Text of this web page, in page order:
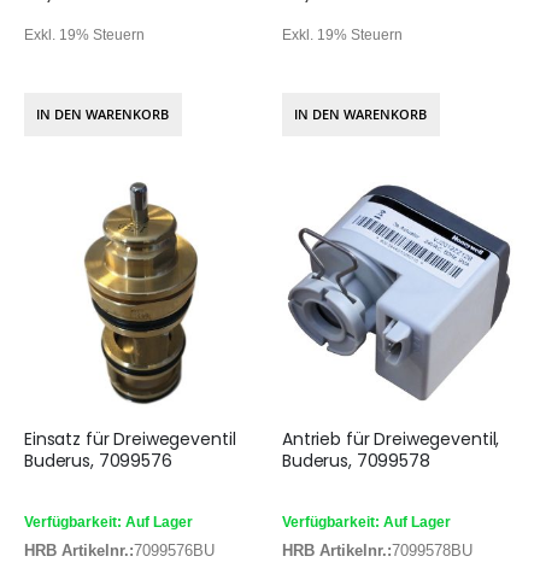
Exkl. 19% Steuern
IN DEN WARENKORB
Exkl. 19% Steuern
IN DEN WARENKORB
Einsatz für Dreiwegeventil
Buderus, 7099576
Verfügbarkeit: Auf Lager
HRB Artikelnr.:7099576BU
Antrieb für Dreiwegeventil,
Buderus, 7099578
Verfügbarkeit: Auf Lager
HRB Artikelnr.:7099578BU